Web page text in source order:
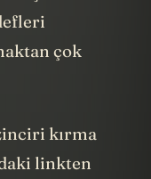
çok
kırma
linkten